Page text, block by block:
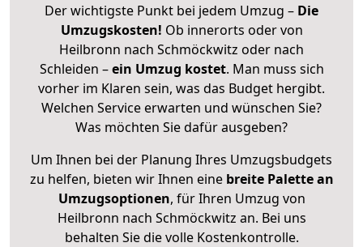
Der wichtigste Punkt bei jedem Umzug – Die
Umzugskosten! Ob innerorts oder von
Heilbronn nach Schmöckwitz oder nach
Schleiden –ein Umzug kostet. Man muss sich
vorher im Klaren sein, was das Budget hergibt.
Welchen Service erwarten und wünschen Sie?
Was möchten Sie dafür ausgeben?
Um Ihnen bei der Planung Ihres Umzugsbudgets
zu helfen, bieten wir Ihnen eine breite Palette an
Umzugsoptionen, für Ihren Umzug von
Heilbronn nach Schmöckwitz an. Bei uns
behalten Sie die volle Kostenkontrolle.